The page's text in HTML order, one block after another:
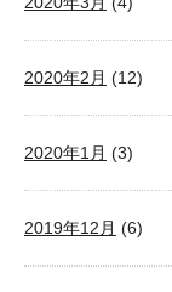
2020年2月 (12)
2020年1月 (3)
2019年12月 (6)